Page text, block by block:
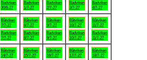
Badviken
30/6-27
Badviken
1/7-27
Badviken
2/7-27
Badviken
3/7-27
Badviken
4/7-27
Båtviken
7/7-27
Badviken
7/7-27
Båtviken
8/7-27
Badviken
8/7-27
Båtviken
9/7-27
Badviken
9/7-27
Båtviken
10/7-27
Badviken
10/7-27
Båtviken
11/7-27
Badviken
11/7-27
Båtviken
14/7-27
Båtviken
15/7-27
Båtviken
16/7-27
Båtviken
17/7-27
Båtviken
18/7-27